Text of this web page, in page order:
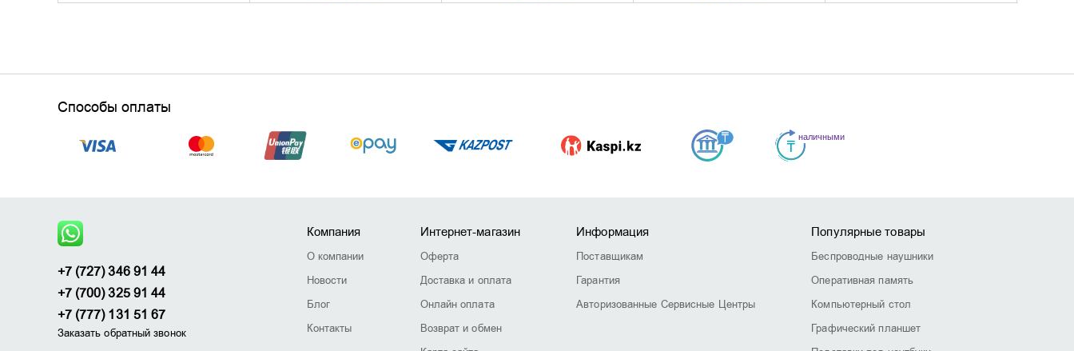
Способы оплаты
+7 (727) 346 91 44
+7 (700) 325 91 44
+7 (777) 131 51 67
Заказать обратный звонок
Компания
О компании
Новости
Блог
Контакты
Интернет-магазин
Оферта
Доставка и оплата
Онлайн оплата
Возврат и обмен
Информация
Поставщикам
Гарантия
Авторизованные Сервисные Центры
Популярные товары
Беспроводные наушники
Оперативная память
Компьютерный стол
Графический планшет